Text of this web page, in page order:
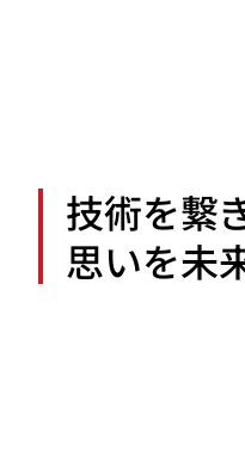
技術を繋
思いを未